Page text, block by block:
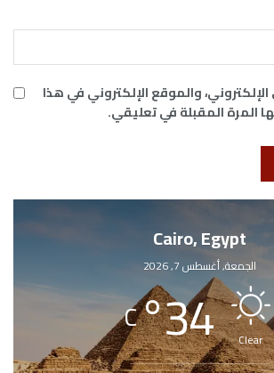
والموقع الإلكتروني في هذا
المرة المقبلة في تعليقي.
Cairo, Egypt
الجمعة, أغسطس 7, 2026
Clear
34
°
C